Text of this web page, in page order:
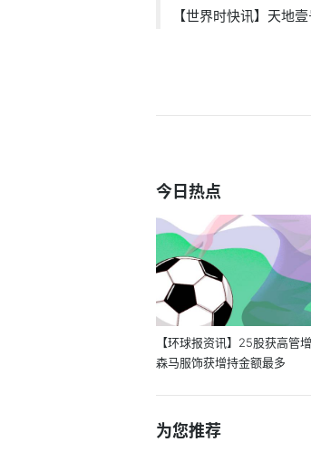
【世界时快讯】天地
今日热点
【环球报资讯】25股获高管
森马服饰获增持金额最多
为您推荐